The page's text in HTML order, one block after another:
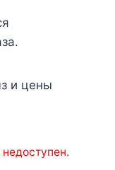
и цены
недоступен.